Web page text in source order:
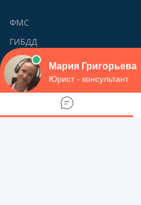
ФМС
ГИБДД
ЗАГС
Приставы
Трудовые инспекции